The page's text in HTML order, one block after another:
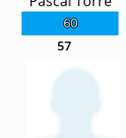
60
57